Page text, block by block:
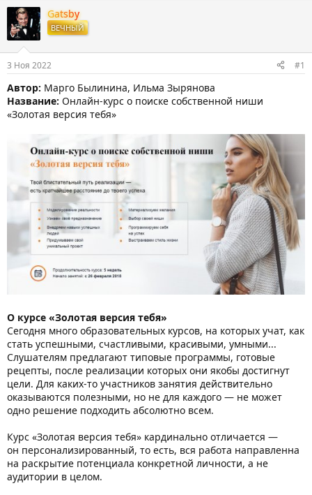
т
о
р
м
ы
т
а
н
а
л
а
Gatsby
ВЕЧНЫЙ
3 Ноя 2022 #1
Автор: Марго Былинина, Ильма Зырянова
Название: Онлайн-курс о поиске собственной ниши
«Золотая версия тебя»
О курсе «Золотая версия тебя»
Сегодня много образовательных курсов, на которых учат, как
стать успешными, счастливыми, красивыми, умными...
Слушателям предлагают типовые программы, готовые
рецепты, после реализации которых они якобы достигнут
цели. Для каких-то участников занятия действительно
оказываются полезными, но не для каждого — не может
одно решение подходить абсолютно всем.
Курс «Золотая версия тебя» кардинально отличается —
он персонализированный, то есть, вся работа направленна
на раскрытие потенциала конкретной личности, а не
аудитории в целом.